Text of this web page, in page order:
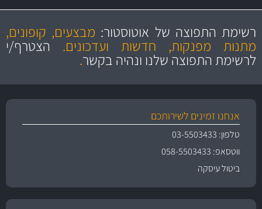
מקצועיות
ושירות מצויין
מחירים
הוגנים
והיצע מוצרים איכותירשימת התפוצה של אוטוסטור: מבצעים, קופונים,
מתנות מפנקות, חדשות ועדכונים.הצטרף/י
לרשימת התפוצה שלנו ונהיה בקשר.
אנחנו זמינים לשירותכם
טלפון: 03-5503433
ווטסאפ: 058-5503433
ביטול עיסקה